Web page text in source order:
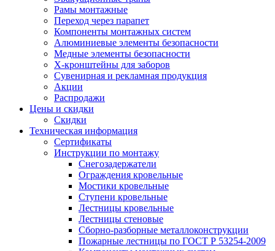
Рамы монтажные
Переход через парапет
Компоненты монтажных систем
Алюминиевые элементы безопасности
Медные элементы безопасности
X-кронштейны для заборов
Сувенирная и рекламная продукция
Акции
Распродажи
Цены и скидки
Скидки
Техническая информация
Сертификаты
Инструкции по монтажу
Снегозадержатели
Ограждения кровельные
Мостики кровельные
Ступени кровельные
Лестницы кровельные
Лестницы стеновые
Сборно-разборные металлоконструкции
Пожарные лестницы по ГОСТ Р 53254-2009